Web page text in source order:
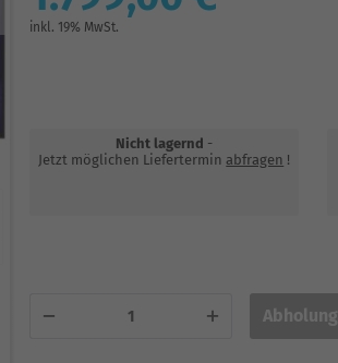
inkl. 19% MwSt.
Abholung
Nicht lagernd -
Jetzt möglichen Liefertermin abfragen !